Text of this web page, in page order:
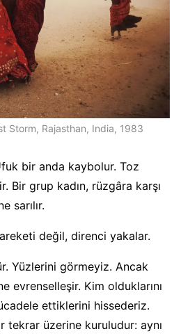
Storm, Rajasthan, India, 1983
bir anda kaybolur. Toz
Bir grup kadın, rüzgâra karşı
sarılır.
değil, direnci yakalar.
Yüzlerini görmeyiz. Ancak
evrenselleşir. Kim olduklarını
ettiklerini hissederiz.
tekrar üzerine kuruludur: aynı